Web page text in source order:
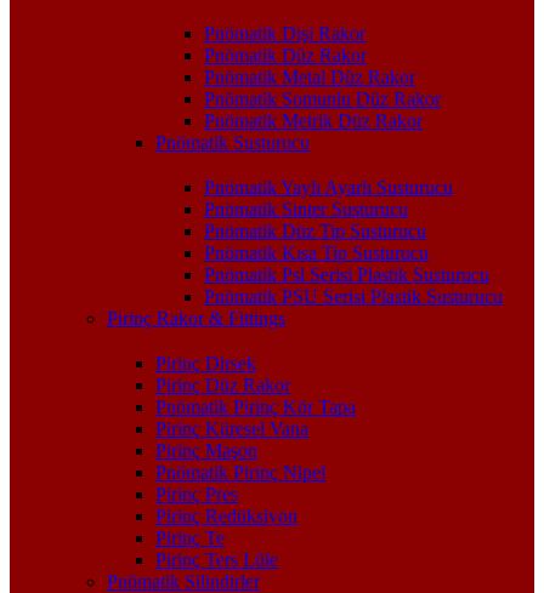
Pnömatik Dişi Rakor
Pnömatik Düz Rakor
Pnömatik Metal Düz Rakor
Pnömatik Somunlu Düz Rakor
Pnömatik Metrik Düz Rakor
Pnömatik Susturucu
Pnömatik Yaylı Ayarlı Susturucu
Pnömatik Sinter Susturucu
Pnömatik Düz Tip Susturucu
Pnömatik Kısa Tip Susturucu
Pnömatik Psl Serisi Plastik Susturucu
Pnömatik PSU Serisi Plastik Susturucu
Pirinç Rakor & Fittings
Pirinç Dirsek
Pirinç Düz Rakor
Pnömatik Pirinç Kör Tapa
Pirinç Küresel Vana
Pirinç Maşon
Pnömatik Pirinç Nipel
Pirinç Pres
Pirinç Redüksiyon
Pirinç Te
Pirinç Ters Lüle
Pnömatik Silindirler